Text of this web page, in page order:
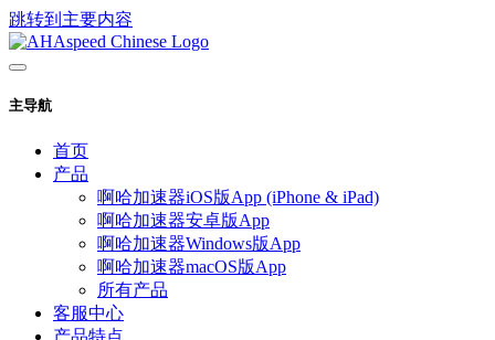
跳转到主要内容
主导航
首页
产品
啊哈加速器iOS版App (iPhone & iPad)
啊哈加速器安卓版App
啊哈加速器Windows版App
啊哈加速器macOS版App
所有产品
客服中心